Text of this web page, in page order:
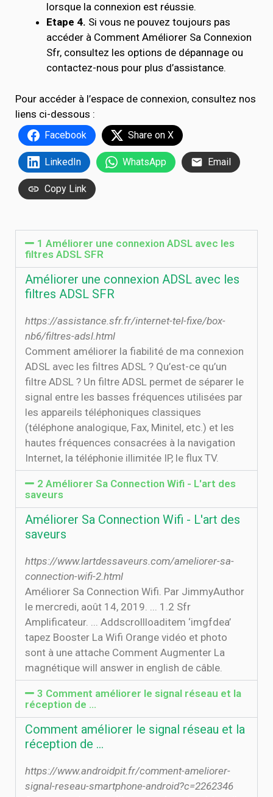
lorsque la connexion est réussie.
Etape 4. Si vous ne pouvez toujours pas
accéder à Comment Améliorer Sa Connexion
Sfr, consultez les options de dépannage ou
contactez-nous pour plus d’assistance.
Pour accéder à l’espace de connexion, consultez nos
liens ci-dessous :
Facebook Share on X
LinkedIn WhatsApp Email
Copy Link
1 Améliorer une connexion ADSL avec les
filtres ADSL SFR
Améliorer une connexion ADSL avec les
filtres ADSL SFR
https://assistance.sfr.fr/internet-tel-fixe/box-
nb6/filtres-adsl.html
Comment améliorer la fiabilité de ma connexion
ADSL avec les filtres ADSL ? Qu’est-ce qu’un
filtre ADSL ? Un filtre ADSL permet de séparer le
signal entre les basses fréquences utilisées par
les appareils téléphoniques classiques
(téléphone analogique, Fax, Minitel, etc.) et les
hautes fréquences consacrées à la navigation
Internet, la téléphonie illimitée IP, le flux TV.
2 Améliorer Sa Connection Wifi - L'art des
saveurs
Améliorer Sa Connection Wifi - L'art des
saveurs
https://www.lartdessaveurs.com/ameliorer-sa-
connection-wifi-2.html
Améliorer Sa Connection Wifi. Par JimmyAuthor
le mercredi, août 14, 2019. ... 1.2 Sfr
Amplificateur. ... Addscrollloaditem ‘imgfdea’
tapez Booster La Wifi Orange vidéo et photo
sont à une attache Comment Augmenter La
magnétique will answer in english de câble.
3 Comment améliorer le signal réseau et la
réception de …
Comment améliorer le signal réseau et la
réception de …
https://www.androidpit.fr/comment-ameliorer-
signal-reseau-smartphone-android?c=2262346